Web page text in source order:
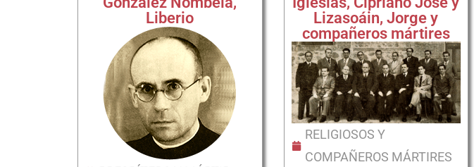
Liberio
Lizasoáin, Jorge y
compañeros mártires
RELIGIOSOS Y
COMPAÑEROS MÁRTIRES